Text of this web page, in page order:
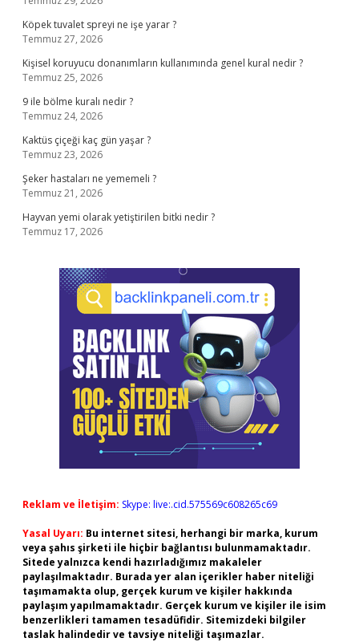
Köpek tuvalet spreyi ne işe yarar ?
Temmuz 27, 2026
Kişisel koruyucu donanımların kullanımında genel kural nedir ?
Temmuz 25, 2026
9 ile bölme kuralı nedir ?
Temmuz 24, 2026
Kaktüs çiçeği kaç gün yaşar ?
Temmuz 23, 2026
Şeker hastaları ne yememeli ?
Temmuz 21, 2026
Hayvan yemi olarak yetiştirilen bitki nedir ?
Temmuz 17, 2026
Reklam ve İletişim: Skype: live:.cid.575569c608265c69
Yasal Uyarı: Bu internet sitesi, herhangi bir marka, kurum
veya şahıs şirketi ile hiçbir bağlantısı bulunmamaktadır.
Sitede yalnızca kendi hazırladığımız makaleler
paylaşılmaktadır. Burada yer alan içerikler haber niteliği
taşımamakta olup, gerçek kurum ve kişiler hakkında
paylaşım yapılmamaktadır. Gerçek kurum ve kişiler ile isim
benzerlikleri tamamen tesadüfidir. Sitemizdeki bilgiler
taslak halindedir ve tavsiye niteliği taşımazlar.